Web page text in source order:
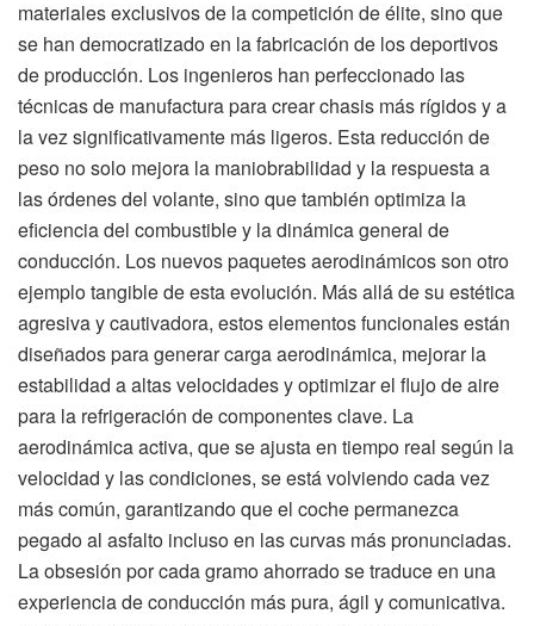
materiales exclusivos de la competición de élite, sino que
se han democratizado en la fabricación de los deportivos
de producción. Los ingenieros han perfeccionado las
técnicas de manufactura para crear chasis más rígidos y a
la vez significativamente más ligeros. Esta reducción de
peso no solo mejora la maniobrabilidad y la respuesta a
las órdenes del volante, sino que también optimiza la
eficiencia del combustible y la dinámica general de
conducción. Los nuevos paquetes aerodinámicos son otro
ejemplo tangible de esta evolución. Más allá de su estética
agresiva y cautivadora, estos elementos funcionales están
diseñados para generar carga aerodinámica, mejorar la
estabilidad a altas velocidades y optimizar el flujo de aire
para la refrigeración de componentes clave. La
aerodinámica activa, que se ajusta en tiempo real según la
velocidad y las condiciones, se está volviendo cada vez
más común, garantizando que el coche permanezca
pegado al asfalto incluso en las curvas más pronunciadas.
La obsesión por cada gramo ahorrado se traduce en una
experiencia de conducción más pura, ágil y comunicativa.